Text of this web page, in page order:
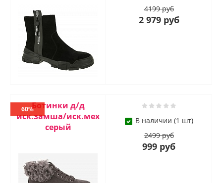
4199 руб
2 979 руб
Ботинки д/д
иск.замша/иск.мех
серый
60%
В наличии (1 шт)
2499 руб
999 руб